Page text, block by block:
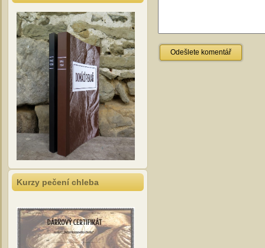
Kurzy pečení chleba